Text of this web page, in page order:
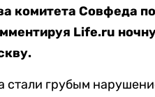
комитета Совфеда
Life.ru
стали грубым